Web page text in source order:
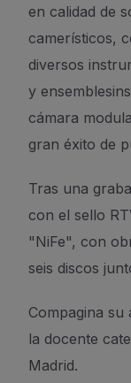
en calidad de
camerísticos,
diversos
y ensembles
cámara
gran éxito de
Tras una
con el sello
"NiFe", con
seis discos
Compagina su
la docente
Madrid.